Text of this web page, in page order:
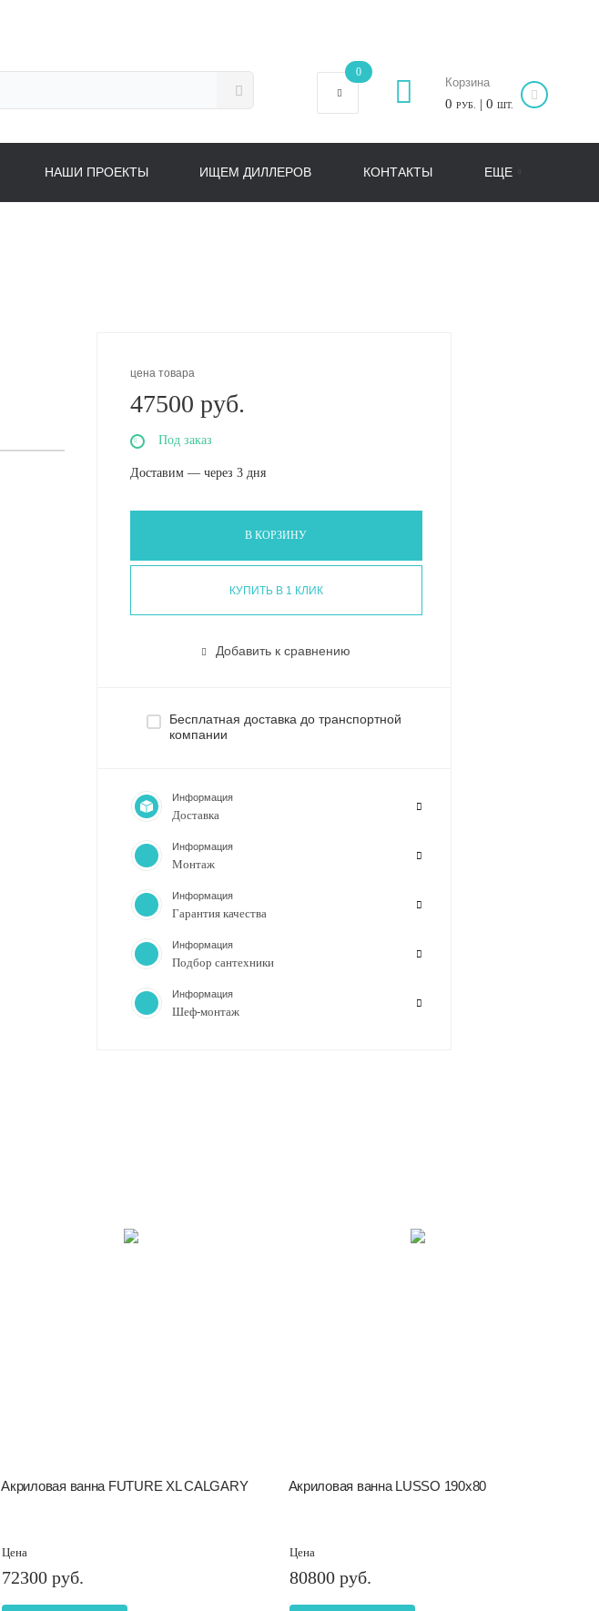
0
Корзина
0 РУБ. | 0 ШТ.
НАШИ ПРОЕКТЫ ИЩЕМ ДИЛЛЕРОВ КОНТАКТЫ ЕЩЕ
цена товара
47500 руб.
Под заказ
Доставим — через 3 дня
В КОРЗИНУ
КУПИТЬ В 1 КЛИК
Добавить к сравнению
Бесплатная доставка до транспортной
компании
Информация
Доставка
Информация
Монтаж
Информация
Гарантия качества
Информация
Подбор сантехники
Информация
Шеф-монтаж
Акриловая ванна FUTURE XL CALGARY
Цена
72300 руб.
Акриловая ванна LUSSO 190х80
Цена
80800 руб.